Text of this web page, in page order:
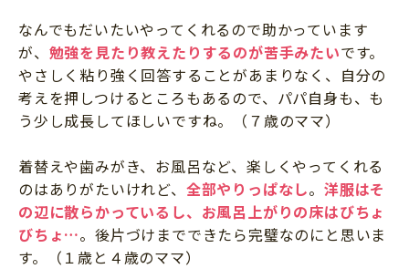
なんでもだいたいやってくれるので助かっています
が、 勉強を見たり教えたりするのが苦手みたいです。
やさしく粘り強く回答することがあまりなく、自分の
考えを押しつけるところもあるので、パパ自身も、も
う少し成長してほしいですね。（７歳のママ）
着替えや歯みがき、お風呂など、楽しくやってくれる
のはありがたいけれど、 全部やりっぱなし。洋服はそ
の辺に散らかっているし、お風呂上がりの床はびちょ
びちょ…。後片づけまでできたら完璧なのにと思いま
す。（１歳と４歳のママ）